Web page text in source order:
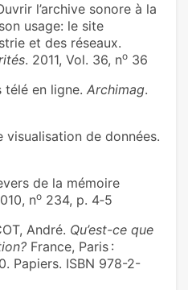
l’archive sonore à la
usage: le site
et des réseaux.
. 2011, Vol. 36, no 36
télé en ligne. Archimag.
visualisation de données.
de la mémoire
no 234, p. 4‑5
André. Qu’est-ce que
France, Paris :
Papiers. ISBN 978-2-